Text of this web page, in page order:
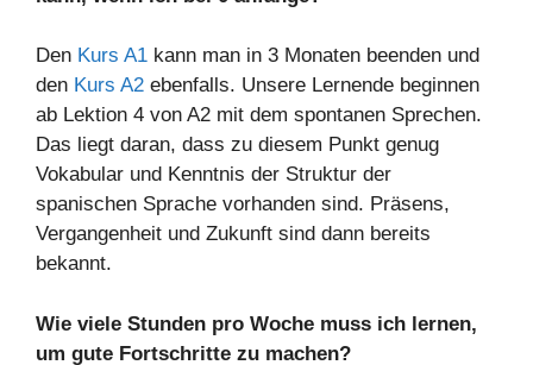
Den Kurs A1 kann man in 3 Monaten beenden und
den Kurs A2 ebenfalls. Unsere Lernende beginnen
ab Lektion 4 von A2 mit dem spontanen Sprechen.
Das liegt daran, dass zu diesem Punkt genug
Vokabular und Kenntnis der Struktur der
spanischen Sprache vorhanden sind. Präsens,
Vergangenheit und Zukunft sind dann bereits
bekannt.
Wie viele Stunden pro Woche muss ich lernen,
um gute Fortschritte zu machen?